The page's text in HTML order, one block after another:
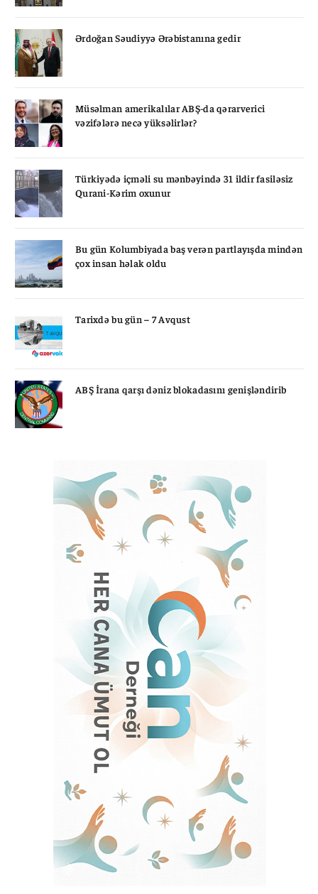
Ərdoğan Səudiyyə Ərəbistanına gedir
Müsəlman amerikalılar ABŞ-da qərarverici
vəzifələrə necə yüksəlirlər?
Türkiyədə içməli su mənbəyində 31 ildir fasiləsiz
Qurani-Kərim oxunur
Bu gün Kolumbiyada baş verən partlayışda mindən
çox insan həlak oldu
Tarixdə bu gün – 7 Avqust
ABŞ İrana qarşı dəniz blokadasını genişləndirib